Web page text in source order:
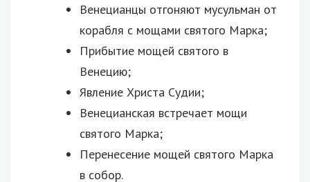
Венецианцы отгоняют мусульман от
корабля с мощами святого Марка;
Прибытие мощей святого в
Венецию;
Явление Христа Судии;
Венецианская встречает мощи
святого Марка;
Перенесение мощей святого Марка
в собор.